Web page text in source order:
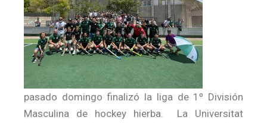
pasado domingo finalizó la liga de 1º División
Masculina de hockey hierba. La Universitat